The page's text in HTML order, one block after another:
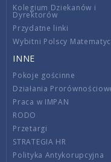
Kolegium Dziekanów i
Dyrektorów
Przydatne linki
Wybitni Polscy
INNE
Pokoje gościnne
Działania
Praca w IMPAN
RODO
Przetargi
STRATEGIA HR
Polityka Antykorupcyjna